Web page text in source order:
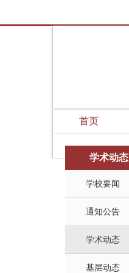
首页
学术动态
学校要闻
通知公告
学术动态
基层动态